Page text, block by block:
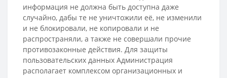
информация не должна быть доступна даже
случайно, дабы те не уничтожили её, не изменили
и не блокировали, не копировали и не
распространяли, а также не совершали прочие
противозаконные действия. Для защиты
пользовательских данных Администрация
располагает комплексом организационных и